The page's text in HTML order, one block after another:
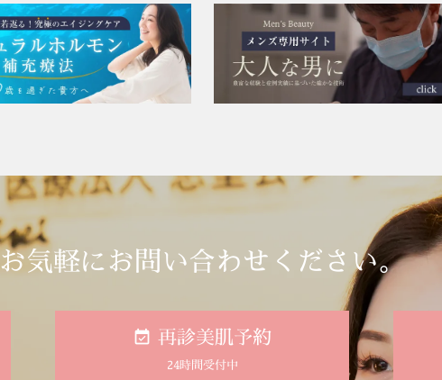
お気軽にお問い合わせください。
再診美肌予約
24時間受付中